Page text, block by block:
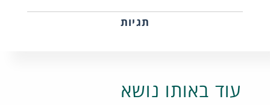
תגיות
עוד באותו נושא